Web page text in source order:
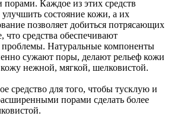
Каждое из этих средств
улучшить состояние кожи, а их
позволяет добиться потрясающих
что средства обеспечивают
Натуральные компоненты
сужают поры, делают рельеф кожи
нежной, мягкой, шелковистой.
средство для того, чтобы тусклую и
порами сделать более